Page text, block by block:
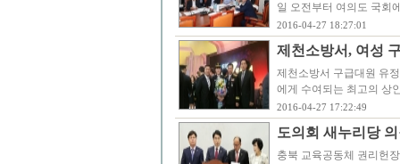
일 오전부터 여의도 국회
2016-04-27 18:27:01
제천소방서, 여성
제천소방서 구급대원 유
에게 수여되는 최고의 상
2016-04-27 17:22:49
도의회 새누리당
충북 교육공동체 권리헌